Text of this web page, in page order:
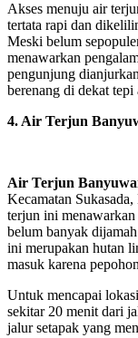
Akses menuju air
tertata rapi dan
Meski belum
menawarkan
pengunjung
berenang di dekat tepi
4. Air Terjun
Air Terjun
Kecamatan
terjun ini menawarkan
belum banyak
ini merupakan hutan
masuk karena
Untuk mencapai
sekitar 20 menit dari
jalur setapak yang